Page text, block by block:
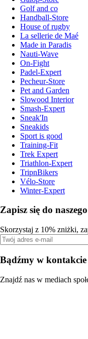
Golf and co
Handball-Store
House of rugby
La sellerie de Maé
Made in Paradis
Nauti-Wave
On-Fight
Padel-Expert
Pecheur-Store
Pet and Garden
Slowood Interior
Smash-Expert
Sneak'In
Sneakids
Sport is good
Training-Fit
Trek Expert
Triathlon-Expert
TripnBikers
Vélo-Store
Winter-Expert
Zapisz się do
Skorzystaj z 10% zniżki,
Bądźmy w kontakcie
Znajdź nas w mediach